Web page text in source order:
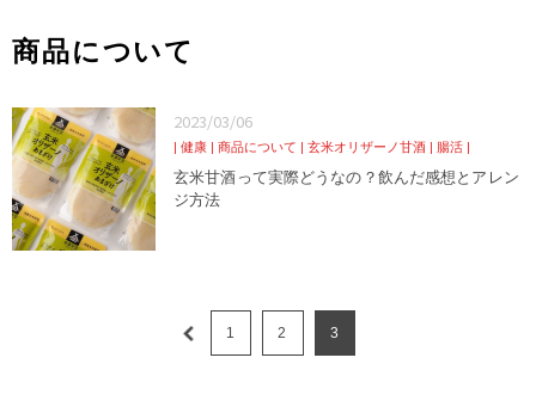
商品について
2023/03/06
健康 商品について 玄米オリザーノ甘酒 腸活
玄米甘酒って実際どうなの？飲んだ感想とアレン
ジ方法
1 2 3